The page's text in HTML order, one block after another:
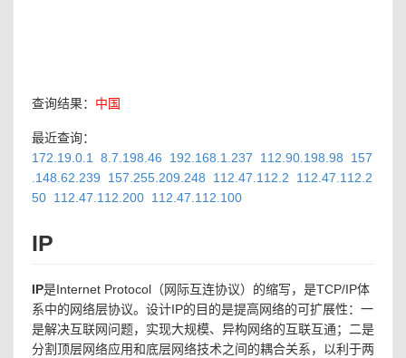
查询结果： 中国
最近查询：
172.19.0.1 8.7.198.46 192.168.1.237 112.90.198.98 157
.148.62.239 157.255.209.248 112.47.112.2 112.47.112.2
50 112.47.112.200 112.47.112.100
IP
IP是Internet Protocol（网际互连协议）的缩写，是TCP/IP体
系中的网络层协议。设计IP的目的是提高网络的可扩展性：一
是解决互联网问题，实现大规模、异构网络的互联互通；二是
分割顶层网络应用和底层网络技术之间的耦合关系，以利于两